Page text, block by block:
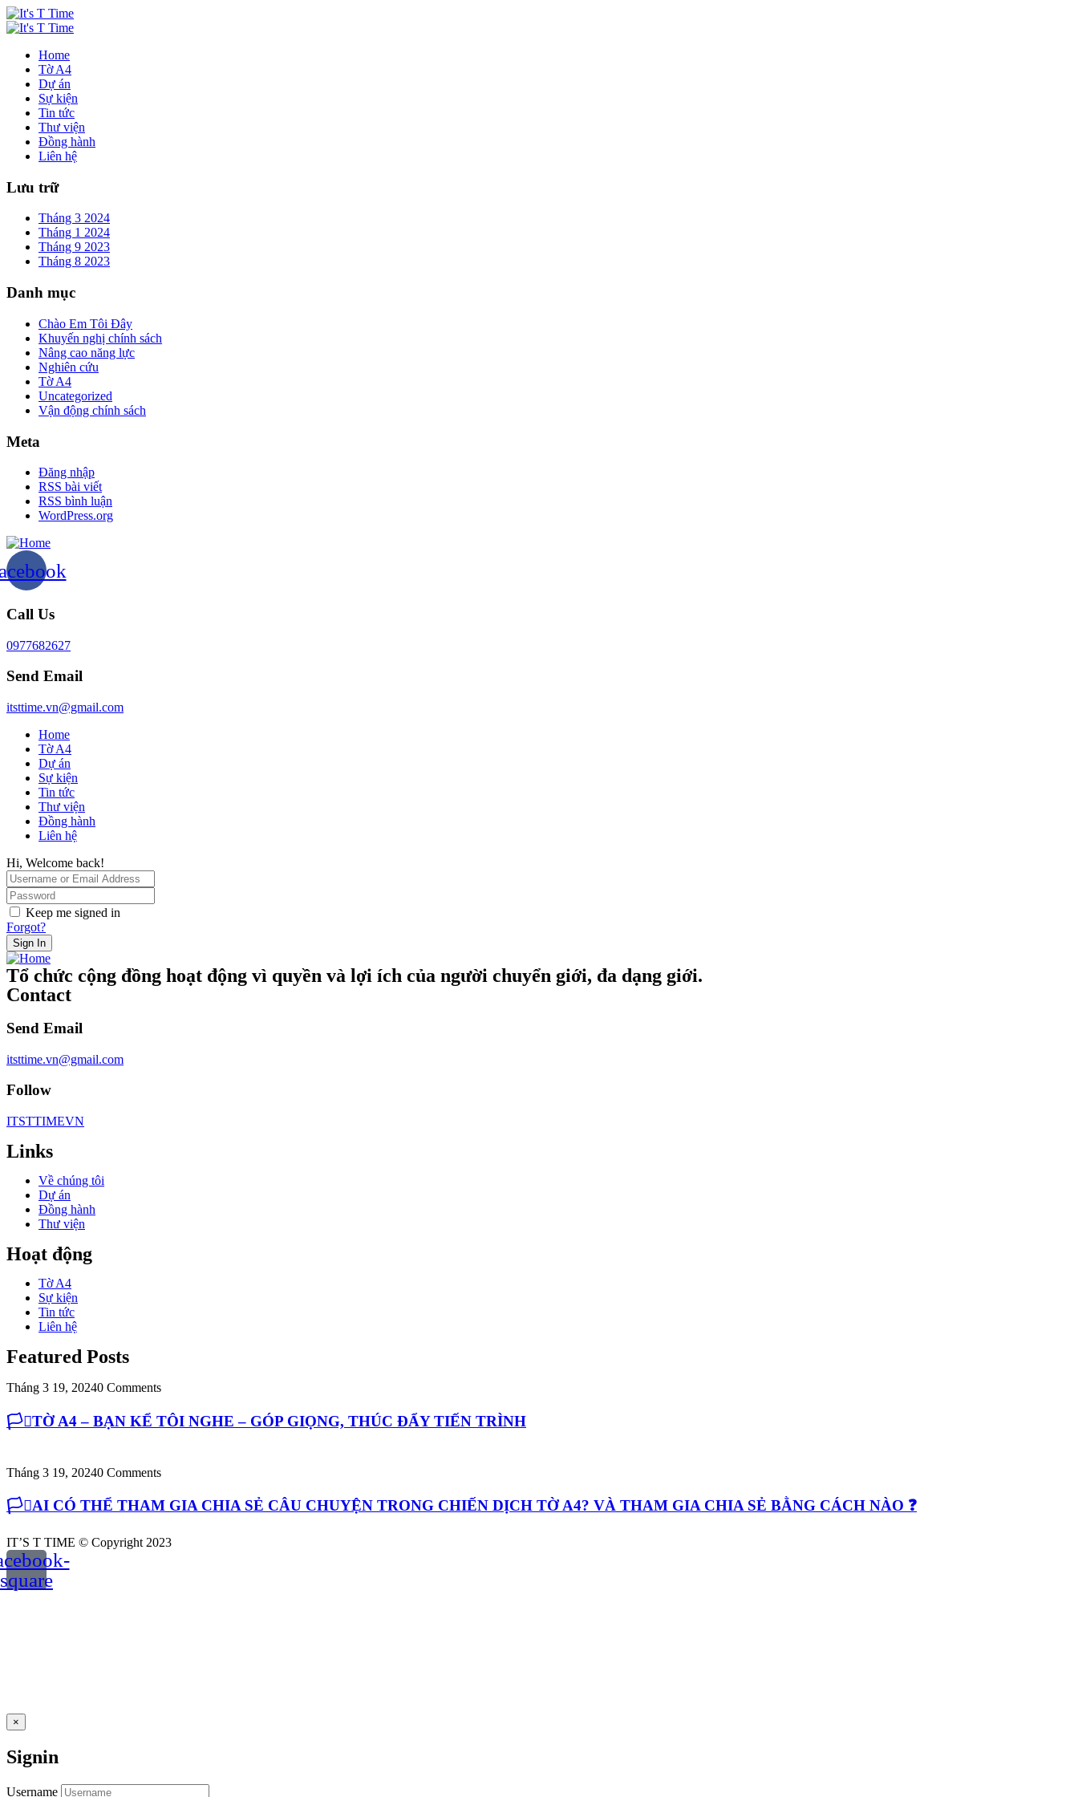
Home
Tờ A4
Dự án
Sự kiện
Tin tức
Thư viện
Đồng hành
Liên hệ
Lưu trữ
Tháng 3 2024
Tháng 1 2024
Tháng 9 2023
Tháng 8 2023
Danh mục
Chào Em Tôi Đây
Khuyến nghị chính sách
Nâng cao năng lực
Nghiên cứu
Tờ A4
Uncategorized
Vận động chính sách
Meta
Đăng nhập
RSS bài viết
RSS bình luận
WordPress.org
Call Us
0977682627
Send Email
itsttime.vn@gmail.com
Home
Tờ A4
Dự án
Sự kiện
Tin tức
Thư viện
Đồng hành
Liên hệ
Hi, Welcome back!
Keep me signed in
Forgot?
Sign In
Tổ chức cộng đồng hoạt động vì quyền và lợi ích của người chuyển giới, đa dạng giới.
Contact
Send Email
itsttime.vn@gmail.com
Follow
ITSTTIMEVN
Links
Về chúng tôi
Dự án
Đồng hành
Thư viện
Hoạt động
Tờ A4
Sự kiện
Tin tức
Liên hệ
Featured Posts
Tháng 3 19, 20240 Comments
🏳️‍⚧️TỜ A4 – BẠN KỂ TÔI NGHE – GÓP GIỌNG, THÚC ĐẨY TIẾN TRÌNH
Tháng 3 19, 20240 Comments
🏳️‍⚧️AI CÓ THỂ THAM GIA CHIA SẺ CÂU CHUYỆN TRONG CHIẾN DỊCH TỜ A4? VÀ THAM GIA CHIA SẺ BẰNG CÁCH NÀO ❓
IT’S T TIME © Copyright 2023
square
×
Signin
Username